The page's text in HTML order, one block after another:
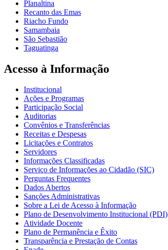
Planaltina
Recanto das Emas
Riacho Fundo
Samambaia
São Sebastião
Taguatinga
Acesso à Informação
Institucional
Ações e Programas
Participação Social
Auditorias
Convênios e Transferências
Receitas e Despesas
Licitações e Contratos
Servidores
Informações Classificadas
Serviço de Informações ao Cidadão (SIC)
Perguntas Frequentes
Dados Abertos
Sanções Administrativas
Sobre a Lei de Acesso à Informação
Plano de Desenvolvimento Institucional (PDI)
Atividade Docente
Plano de Permanência e Êxito
Transparência e Prestação de Contas